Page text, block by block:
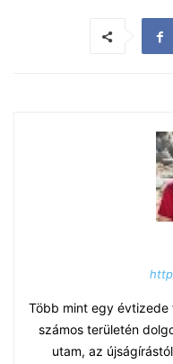
Több mint egy évtizede
számos területén
utam, az